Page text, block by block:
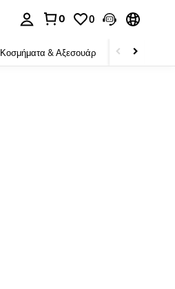
0 0
Κοσμήματα & Αξεσουάρ Ομορφιά & υγεία